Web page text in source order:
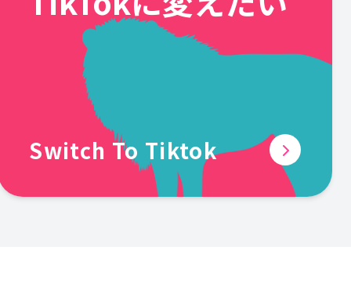
Switch To Tiktok